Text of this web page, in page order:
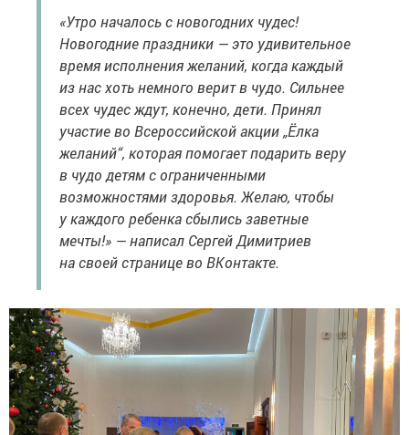
«Утро началось с новогодних чудес!
Новогодние праздники — это удивительное
время исполнения желаний, когда каждый
из нас хоть немного верит в чудо. Сильнее
всех чудес ждут, конечно, дети. Принял
участие во Всероссийской акции „Ёлка
желаний“, которая помогает подарить веру
в чудо детям с ограниченными
возможностями здоровья. Желаю, чтобы
у каждого ребенка сбылись заветные
мечты!» — написал Сергей Димитриев
на своей странице во ВКонтакте.